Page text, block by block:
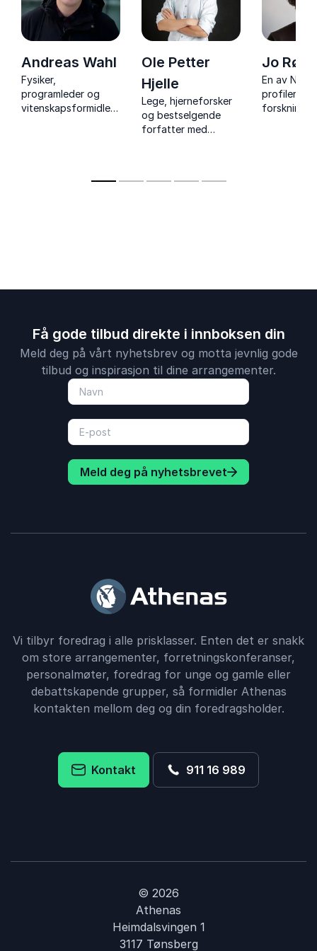
Andreas Wahl
Fysiker,
programleder og
vitenskapsformidler
Ole Petter
Hjelle
Lege, hjerneforsker
og bestselgende
forfatter med
hjernen.
Jo
En av
profilerte
Få gode tilbud direkte i innboksen din
Meld deg på vårt nyhetsbrev og motta jevnlig gode
tilbud og inspirasjon til dine arrangementer.
Meld deg på nyhetsbrevet
Vi tilbyr foredrag i alle prisklasser. Enten det er snakk
om store arrangementer, forretningskonferanser,
personalmøter, foredrag for unge og gamle eller
debattskapende grupper, så formidler Athenas
kontakten mellom deg og din foredragsholder.
Kontakt 911 16 989
© 2026
Athenas
Heimdalsvingen 1
3117 Tønsberg